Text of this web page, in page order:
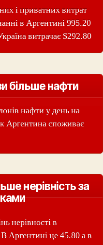
і приватних витрат
в Аргентині 995.20
витрачає $292.80
більше нафти
нафти у день на
Аргентина споживає
нерівність за
нерівності в
В Аргентині це 45.80 а в